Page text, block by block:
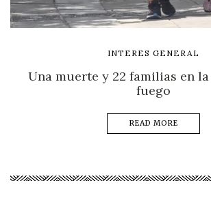
INTERES GENERAL
Una muerte y 22 familias en
fuego
READ MORE